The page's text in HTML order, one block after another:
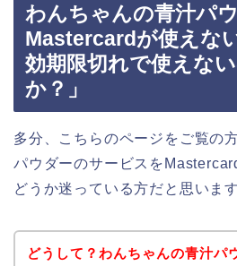
わんちゃんの青汁パ
Mastercardが使えな
効期限切れで使えな
か？」
多分、こちらのページをご覧の
パウダーのサービスを
どうか迷っている方だと思いま
どうして？わんちゃんの青汁パ